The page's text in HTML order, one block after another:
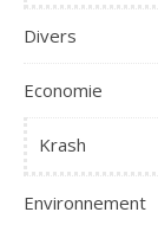
Divers
Economie
Krash
Environnement